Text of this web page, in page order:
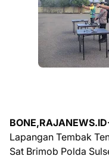
Lapangan Tembak
Sat Brimob Polda